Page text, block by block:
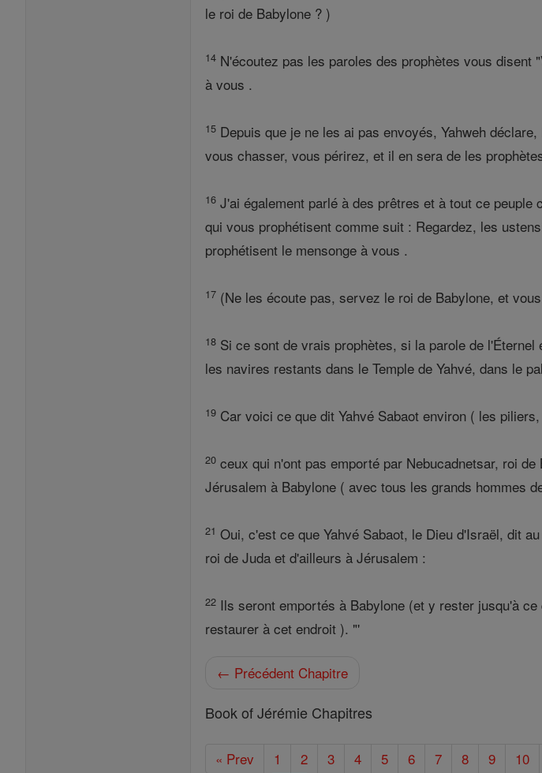
le roi de Babylone ? )
14 N'écoutez pas les paroles des prophètes vous
à vous .
15 Depuis que je ne les ai pas envoyés, Yahweh
vous chasser, vous périrez, et il en sera de les
16 J'ai également parlé à des prêtres et à tout ce
qui vous prophétisent comme suit : Regardez, les
prophétisent le mensonge à vous .
17 (Ne les écoute pas, servez le roi de Babylone, et
18 Si ce sont de vrais prophètes, si la parole de
les navires restants dans le Temple de Yahvé, dans le
19 Car voici ce que dit Yahvé Sabaot environ ( les
20 ceux qui n'ont pas emporté par Nebucadnetsar, roi
Jérusalem à Babylone ( avec tous les grands hommes
21 Oui, c'est ce que Yahvé Sabaot, le Dieu d'Israël, dit
roi de Juda et d'ailleurs à Jérusalem :
22 Ils seront emportés à Babylone (et y rester jusqu'à
restaurer à cet endroit ). "'
← Précédent Chapitre
Book of Jérémie Chapitres
« Prev 1 2 3 4 5 6 7 8 9 10